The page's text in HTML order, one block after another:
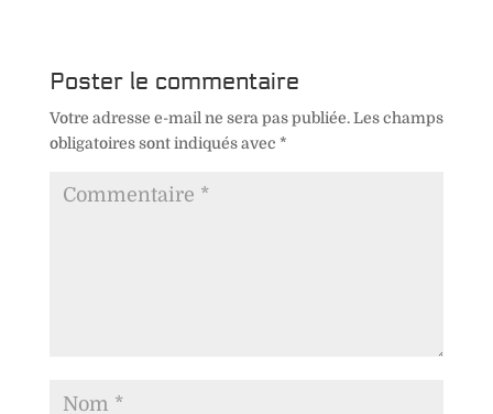
Poster le commentaire
Votre adresse e-mail ne sera pas publiée. Les champs
obligatoires sont indiqués avec *